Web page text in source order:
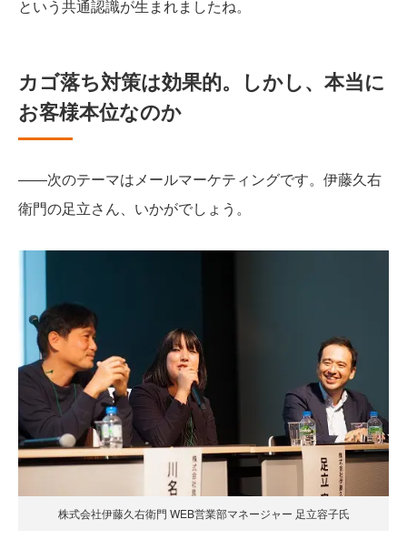
という共通認識が生まれましたね。
カゴ落ち対策は効果的。しかし、本当に
お客様本位なのか
――次のテーマはメールマーケティングです。伊藤久右
衛門の足立さん、いかがでしょう。
株式会社伊藤久右衛門 WEB営業部マネージャー 足立容子氏